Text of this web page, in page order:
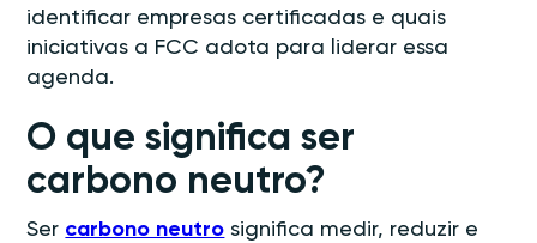
identificar empresas certificadas e quais
iniciativas a FCC adota para liderar essa
agenda.
O que significa ser
carbono neutro?
Ser carbono neutro significa medir, reduzir e